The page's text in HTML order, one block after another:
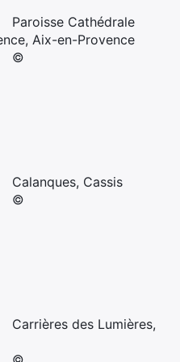
Aix-en-Provence
Cassis
Lumières,